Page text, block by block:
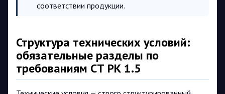
соответствии продукции.
Структура технических условий:
обязательные разделы по
требованиям СТ РК 1.5